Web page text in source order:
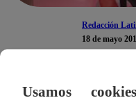
Redacción
18 de mayo
Luego de que
Usamos